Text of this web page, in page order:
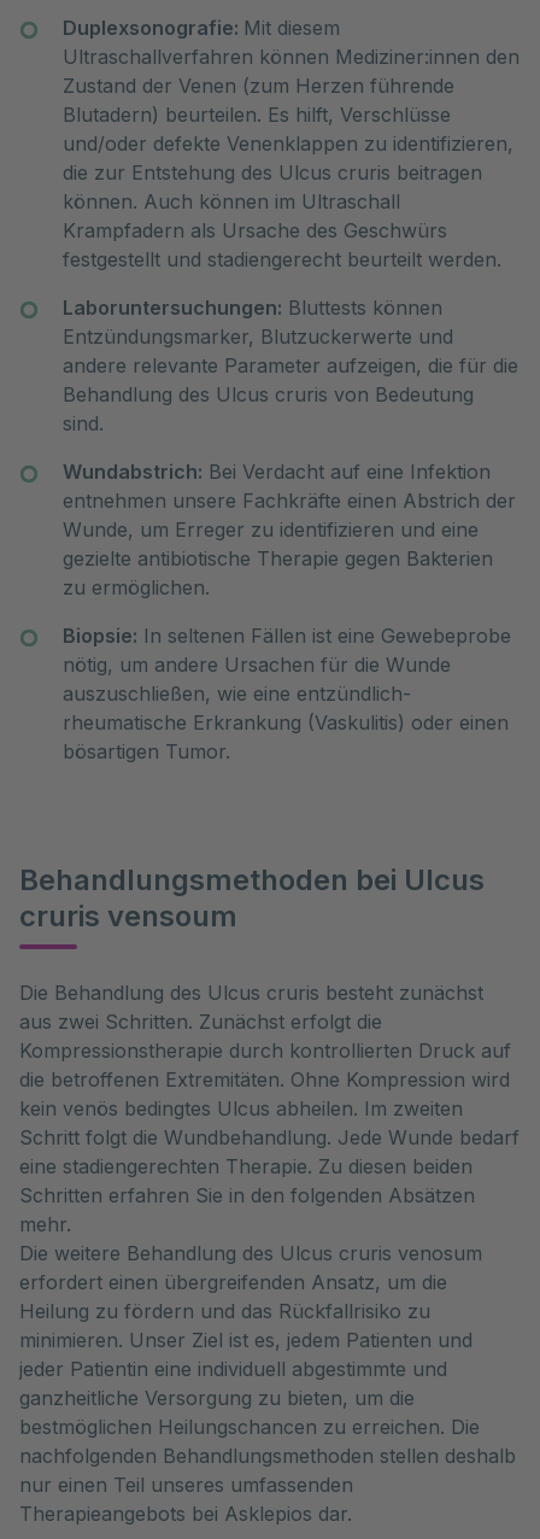
Duplexsonografie: Mit diesem
Ultraschallverfahren können Mediziner:innen den
Zustand der Venen (zum Herzen führende
Blutadern) beurteilen. Es hilft, Verschlüsse
und/oder defekte Venenklappen zu identifizieren,
die zur Entstehung des Ulcus cruris beitragen
können. Auch können im Ultraschall
Krampfadern als Ursache des Geschwürs
festgestellt und stadiengerecht beurteilt werden.
Laboruntersuchungen: Bluttests können
Entzündungsmarker, Blutzuckerwerte und
andere relevante Parameter aufzeigen, die für die
Behandlung des Ulcus cruris von Bedeutung
sind.
Wundabstrich: Bei Verdacht auf eine Infektion
entnehmen unsere Fachkräfte einen Abstrich der
Wunde, um Erreger zu identifizieren und eine
gezielte antibiotische Therapie gegen Bakterien
zu ermöglichen.
Biopsie: In seltenen Fällen ist eine Gewebeprobe
nötig, um andere Ursachen für die Wunde
auszuschließen, wie eine entzündlich-
rheumatische Erkrankung (Vaskulitis) oder einen
bösartigen Tumor.
Behandlungsmethoden bei Ulcus
cruris vensoum
Die Behandlung des Ulcus cruris besteht zunächst
aus zwei Schritten. Zunächst erfolgt die
Kompressionstherapie durch kontrollierten Druck auf
die betroffenen Extremitäten. Ohne Kompression wird
kein venös bedingtes Ulcus abheilen. Im zweiten
Schritt folgt die Wundbehandlung. Jede Wunde bedarf
eine stadiengerechten Therapie. Zu diesen beiden
Schritten erfahren Sie in den folgenden Absätzen
mehr.
Die weitere Behandlung des Ulcus cruris venosum
erfordert einen übergreifenden Ansatz, um die
Heilung zu fördern und das Rückfallrisiko zu
minimieren. Unser Ziel ist es, jedem Patienten und
jeder Patientin eine individuell abgestimmte und
ganzheitliche Versorgung zu bieten, um die
bestmöglichen Heilungschancen zu erreichen. Die
nachfolgenden Behandlungsmethoden stellen deshalb
nur einen Teil unseres umfassenden
Therapieangebots bei Asklepios dar.